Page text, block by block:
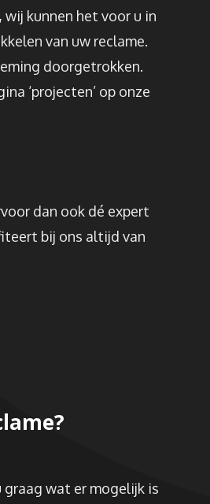
, wij kunnen het voor u in
van uw reclame.
doorgetrokken.
‘projecten’ op onze
dan ook dé expert
bij ons altijd van
wat er mogelijk is